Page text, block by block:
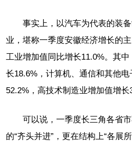
事实上，以汽车为代表的装
业，堪称一季度安徽经济增长的
工业增加值同比增长11.0%。其
长18.6%，计算机、通信和其他
52.2%，高技术制造业增加值增长
可以说，一季度长三角各省
的“齐头并进”，更在结构上“各展